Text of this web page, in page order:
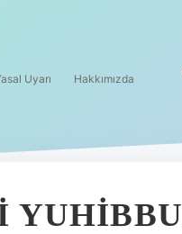
Uyarı Hakkımızda